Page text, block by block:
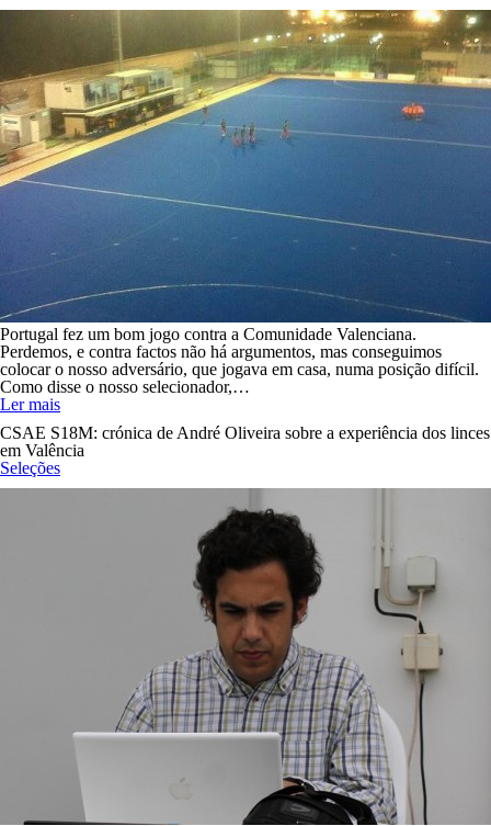
Portugal fez um bom jogo contra a Comunidade Valenciana.
Perdemos, e contra factos não há argumentos, mas conseguimos
colocar o nosso adversário, que jogava em casa, numa posição difícil.
Como disse o nosso selecionador,…
Ler mais
CSAE S18M: crónica de André Oliveira sobre a experiência dos linces
em Valência
Seleções